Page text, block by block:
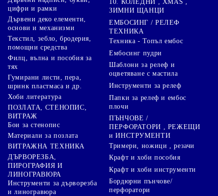
цифри и рамки
Дървени деко елементи,
основи и механизми
Текстил, зебло, бродерия,
помощни средства
Филц, вълна и пособия за
тях
Гумирани листи, пера,
шринк пластмаса и др.
Хоби литература
ПОЗЛАТА, СТЕНОПИС,
ВИТРАЖ
Бои за стенопис
Материали за позлата
ВИТРАЖНА ТЕХНИКА
ДЪРВОРЕЗБА,
ПИРОГРАФИЯ И
ЛИНОГРАВЮРА
Инструменти за дърворезба
и линогравюра
10. КОЛЕДНИ , XMAS ,
ЗИМНИ ЩАНЦИ
ЕМБОСИНГ / РЕЛЕФ
ТЕХНИКА
Техника - Топъл ембос
Ембосинг пудри
Шаблони за релеф и
оцветяване с мастила
Инструменти за релеф
Папки за релеф и ембос
плочи
ПЪНЧОВЕ /
ПЕРФОРАТОРИ , РЕЖЕЩИ
и ИНСТРУМЕНТИ
Тримери, ножици , резачи
Крафт и хоби пособия
Крафт и хоби инструменти
Бордюрни пънчове/
перфоратори